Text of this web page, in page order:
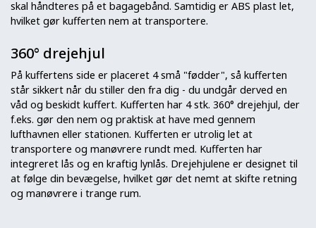
skal håndteres på et bagagebånd. Samtidig er ABS plast let,
hvilket gør kufferten nem at transportere.
360° drejehjul
På kuffertens side er placeret 4 små "fødder", så kufferten
står sikkert når du stiller den fra dig - du undgår derved en
våd og beskidt kuffert. Kufferten har 4 stk. 360° drejehjul, der
f.eks. gør den nem og praktisk at have med gennem
lufthavnen eller stationen. Kufferten er utrolig let at
transportere og manøvrere rundt med. Kufferten har
integreret lås og en kraftig lynlås. Drejehjulene er designet til
at følge din bevægelse, hvilket gør det nemt at skifte retning
og manøvrere i trange rum.